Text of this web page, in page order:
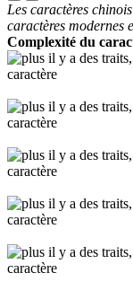
Les caractères
caractères modernes
Complexité du